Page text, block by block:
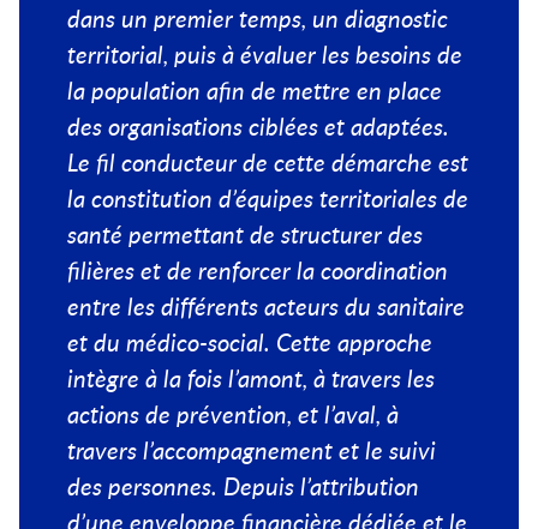
dans un premier temps, un diagnostic
territorial, puis à évaluer les besoins de
la population afin de mettre en place
des organisations ciblées et adaptées.
Le fil conducteur de cette démarche est
la constitution d’équipes territoriales de
santé permettant de structurer des
filières et de renforcer la coordination
entre les différents acteurs du sanitaire
et du médico-social. Cette approche
intègre à la fois l’amont, à travers les
actions de prévention, et l’aval, à
travers l’accompagnement et le suivi
des personnes. Depuis l’attribution
d’une enveloppe financière dédiée et le